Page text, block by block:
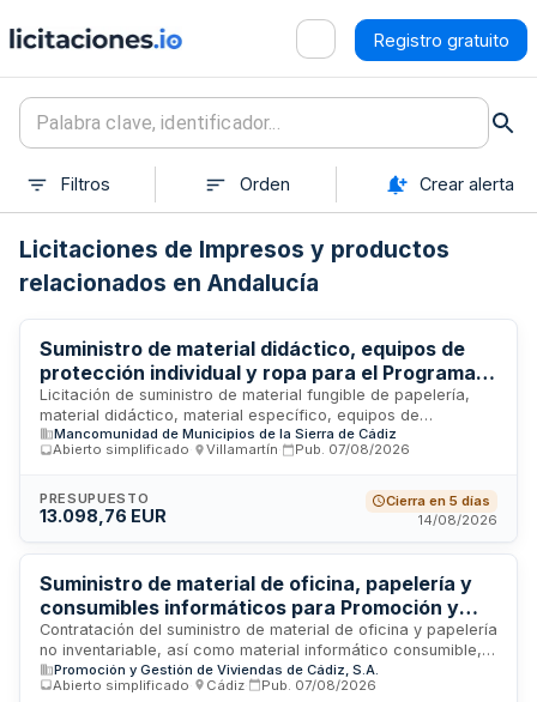
Registro gratuito
Filtros Orden Crear alerta
Licitaciones de Impresos y productos
relacionados en Andalucía
Suministro de material didáctico, equipos de
protección individual y ropa para el Programa
de Empleo y Formación FONESPERA de la
Mancomunidad de Municipios de la Sierra de
Cádiz
Licitación de suministro de material fungible de papelería,
material didáctico, material específico, equipos de
protección individual, ropa deportiva y alquiler de equipos
informáticos para la ejecución del Programa de Empleo y
Mancomunidad de Municipios de la Sierra de Cádiz con
financiación de la Consejería de Empleo, Empresa y Trabajo
en lotes diferenciados de compra de libros y material
didáctico, y adquisición de material específico para
especialidades formativas.
Mancomunidad de Municipios de la Sierra de Cádiz
Abierto simplificado
Villamartín Pub. 07/08/2026
PRESUPUESTO
13.098,76 EUR
Cierra en 5 días
14/08/2026
Suministro de material de oficina, papelería y
consumibles informáticos para Promoción y
Gestión de Viviendas de Cádiz, S.A.
Contratación del suministro de material de oficina y papelería
no inventariable, así como material informático consumible,
destinado al funcionamiento diario de las dependencias
administrativas de PROCASA (Promoción y Gestión de
Promoción y Gestión de Viviendas de Cádiz, S.A.
Abierto simplificado
Cádiz Pub. 07/08/2026